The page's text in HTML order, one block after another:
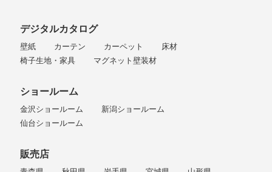
デジタルカタログ
壁紙 カーテン カーペット
床材
椅子生地・家具
マグネット壁装材
ショールーム
金沢ショールーム
新潟ショールーム
仙台ショールーム
販売店